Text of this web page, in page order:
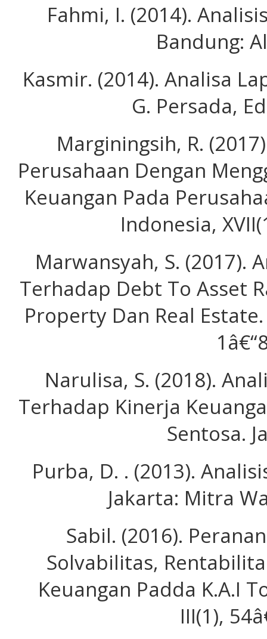
Fahmi, I. (2014).
Bandung:
Kasmir. (2014). Analisa
G. Persada,
Marginingsih, R.
Perusahaan Dengan
Keuangan Pada
Indonesia,
Marwansyah, S. (2017).
Terhadap Debt To Asset
Property Dan Real
Narulisa, S. (2018).
Terhadap Kinerja
Sentosa.
Purba, D. . (2013).
Jakarta: Mitra
Sabil. (2016).
Solvabilitas,
Keuangan Padda K.A.I
III(1),